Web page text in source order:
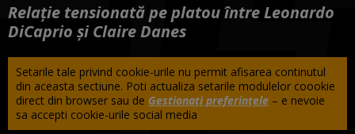
Relație tensionată pe platou între Leonardo
DiCaprio și Claire Danes
Setarile tale privind cookie-urile nu permit afisarea continutul
din aceasta sectiune. Poti actualiza setarile modulelor coookie
direct din browser sau de Gestionați preferințele – e nevoie
sa accepti cookie-urile social media